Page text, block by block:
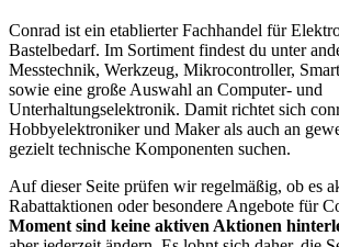
Conrad ist ein etablierter Fachhandel für
Bastelbedarf. Im Sortiment findest du unter
Messtechnik, Werkzeug, Mikrocontroller,
sowie eine große Auswahl an Computer- und
Unterhaltungselektronik. Damit richtet sich
Hobbyelektroniker und Maker als auch an
gezielt technische Komponenten suchen.
Auf dieser Seite prüfen wir regelmäßig, ob es
Rabattaktionen oder besondere Angebote für
Moment sind keine aktiven Aktionen